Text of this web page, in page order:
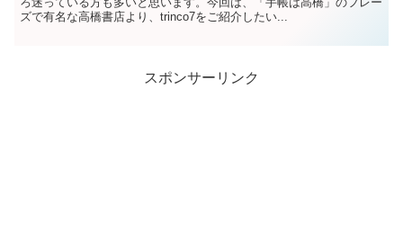
ズで有名な高橋書店より、trinco7をご紹介したい...
スポンサーリンク